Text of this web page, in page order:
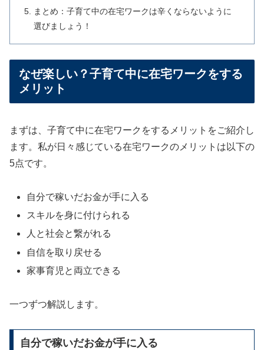
まとめ：子育て中の在宅ワークは辛くならないように
選びましょう！
なぜ楽しい？子育て中に在宅ワークをする
メリット
まずは、子育て中に在宅ワークをするメリットをご紹介し
ます。私が日々感じている在宅ワークのメリットは以下の
5点です。
自分で稼いだお金が手に入る
スキルを身に付けられる
人と社会と繋がれる
自信を取り戻せる
家事育児と両立できる
一つずつ解説します。
自分で稼いだお金が手に入る